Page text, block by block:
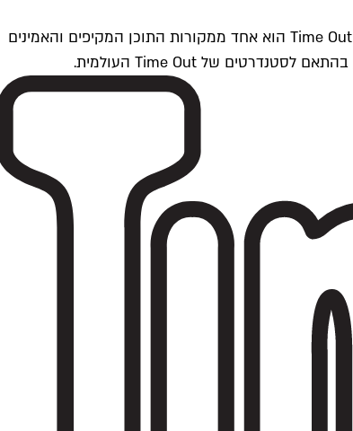
Time Outתל אביב הוא חלק מרשת Time Out Global — רשת מדיה בינלאומית הפועלת ב-360 ערים מרכזיות וב-60 מדינות ברחבי העולם. Time Out הוא אחד ממקורות התוכן המקיפים והאמינים